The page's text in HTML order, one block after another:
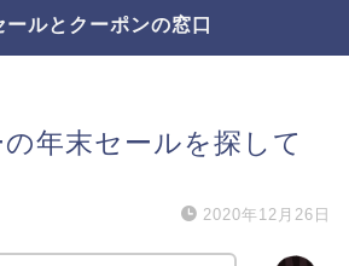
ールとクーポンの窓口
年末セールを探して
2020年12月26日